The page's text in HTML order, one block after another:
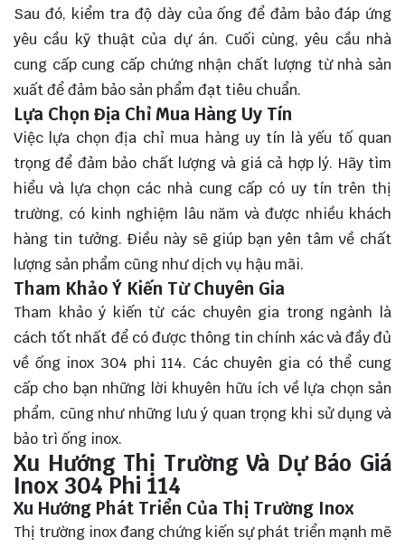
Sau đó, kiểm tra độ dày của ống để đảm bảo đáp ứng
yêu cầu kỹ thuật của dự án. Cuối cùng, yêu cầu nhà
cung cấp cung cấp chứng nhận chất lượng từ nhà sản
xuất để đảm bảo sản phẩm đạt tiêu chuẩn.
Lựa Chọn Địa Chỉ Mua Hàng Uy Tín
Việc lựa chọn địa chỉ mua hàng uy tín là yếu tố quan
trọng để đảm bảo chất lượng và giá cả hợp lý. Hãy tìm
hiểu và lựa chọn các nhà cung cấp có uy tín trên thị
trường, có kinh nghiệm lâu năm và được nhiều khách
hàng tin tưởng. Điều này sẽ giúp bạn yên tâm về chất
lượng sản phẩm cũng như dịch vụ hậu mãi.
Tham Khảo Ý Kiến Từ Chuyên Gia
Tham khảo ý kiến từ các chuyên gia trong ngành là
cách tốt nhất để có được thông tin chính xác và đầy đủ
về ống inox 304 phi 114. Các chuyên gia có thể cung
cấp cho bạn những lời khuyên hữu ích về lựa chọn sản
phẩm, cũng như những lưu ý quan trọng khi sử dụng và
bảo trì ống inox.
Xu Hướng Thị Trường Và Dự Báo Giá
Inox 304 Phi 114
Xu Hướng Phát Triển Của Thị Trường Inox
Thị trường inox đang chứng kiến sự phát triển mạnh mẽ